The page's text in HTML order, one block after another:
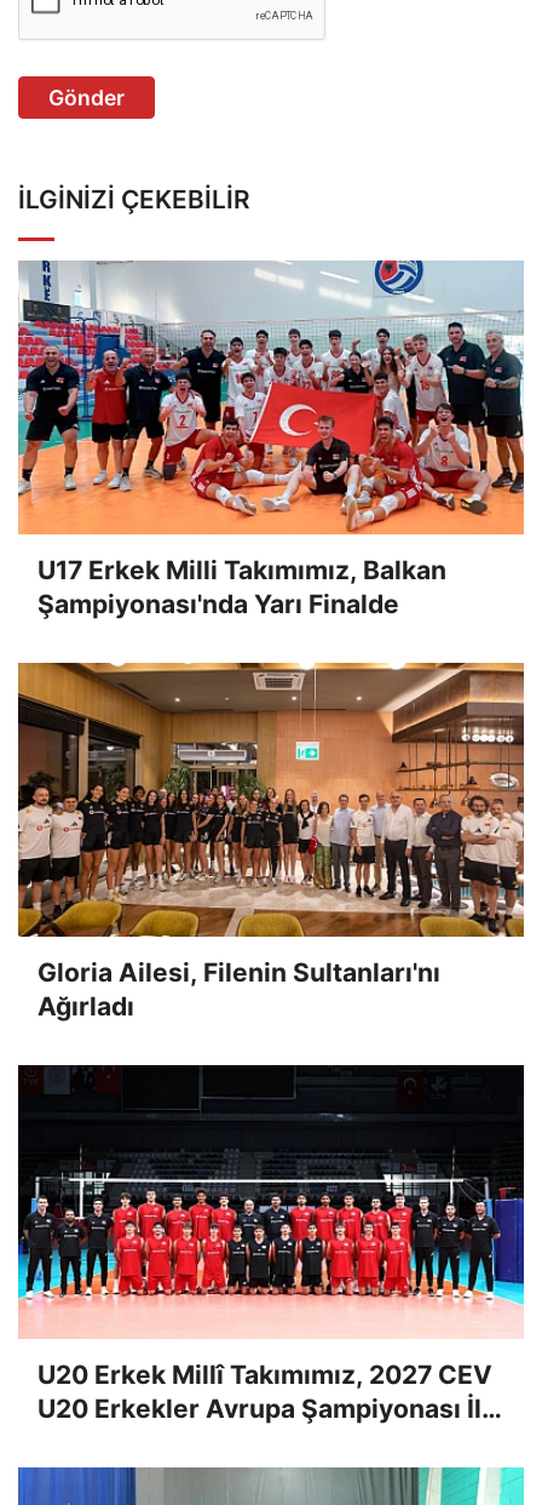
Gönder
İLGINIZI ÇEKEBILIR
U17 Erkek Milli Takımımız, Balkan
Şampiyonası'nda Yarı Finalde
Gloria Ailesi, Filenin Sultanları'nı
Ağırladı
U20 Erkek Millî Takımımız, 2027 CEV
U20 Erkekler Avrupa Şampiyonası İlk